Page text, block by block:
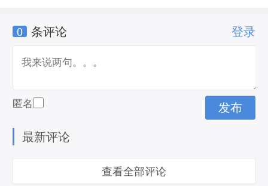
0 条评论 登录
匿名
最新评论
查看全部评论